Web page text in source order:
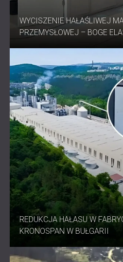
WYCISZENIE HAŁAŚLIWEJ
PRZEMYSŁOWEJ – BOGE
REDUKCJA HAŁASU W
KRONOSPAN W BUŁGARII